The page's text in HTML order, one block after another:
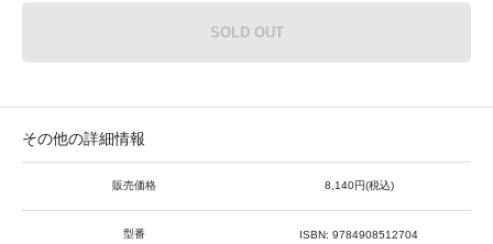
SOLD OUT
その他の詳細情報
販売価格 8,140円(税込)
型番 ISBN: 9784908512704